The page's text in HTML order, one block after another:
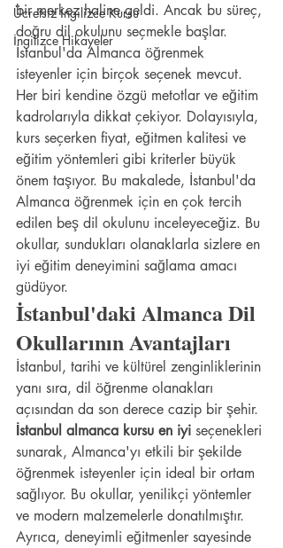
Ücretsiz İngilizce Kursu
İngilizce Hikayeler
bir merkez haline geldi. Ancak bu süreç,
doğru dil okulunu seçmekle başlar.
İstanbul'da Almanca öğrenmek
isteyenler için birçok seçenek mevcut.
Her biri kendine özgü metotlar ve eğitim
kadrolarıyla dikkat çekiyor. Dolayısıyla,
kurs seçerken fiyat, eğitmen kalitesi ve
eğitim yöntemleri gibi kriterler büyük
önem taşıyor. Bu makalede, İstanbul'da
Almanca öğrenmek için en çok tercih
edilen beş dil okulunu inceleyeceğiz. Bu
okullar, sundukları olanaklarla sizlere en
iyi eğitim deneyimini sağlama amacı
güdüyor.
İstanbul'daki Almanca Dil
Okullarının Avantajları
İstanbul, tarihi ve kültürel zenginliklerinin
yanı sıra, dil öğrenme olanakları
açısından da son derece cazip bir şehir.
İstanbul almanca kursu en iyi seçenekleri
sunarak, Almanca'yı etkili bir şekilde
öğrenmek isteyenler için ideal bir ortam
sağlıyor. Bu okullar, yenilikçi yöntemler
ve modern malzemelerle donatılmıştır.
Ayrıca, deneyimli eğitmenler sayesinde